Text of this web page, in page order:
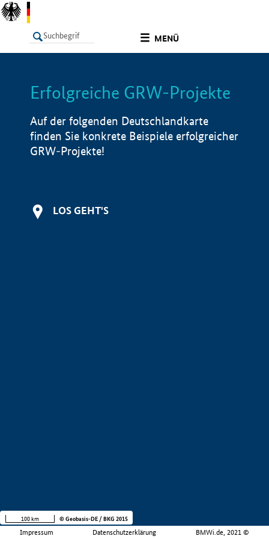
MENÜ
LISTE Info
Erfolgreiche GRW-Projekte
Auf der folgenden Deutschlandkarte
finden Sie konkrete Beispiele erfolgreicher
GRW-Projekte!
LOS GEHT'S
Impressum Datenschutzerklärung BMWi.de, 2021 ©
100 km © Geobasis-DE / BKG 2015